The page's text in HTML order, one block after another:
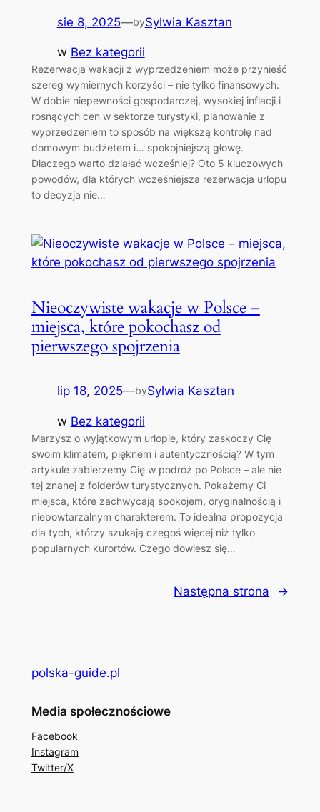
sie 8, 2025—bySylwia Kasztan
w Bez kategorii
Rezerwacja wakacji z wyprzedzeniem może przynieść
szereg wymiernych korzyści – nie tylko finansowych.
W dobie niepewności gospodarczej, wysokiej inflacji i
rosnących cen w sektorze turystyki, planowanie z
wyprzedzeniem to sposób na większą kontrolę nad
domowym budżetem i… spokojniejszą głowę.
Dlaczego warto działać wcześniej? Oto 5 kluczowych
powodów, dla których wcześniejsza rezerwacja urlopu
to decyzja nie…
Nieoczywiste wakacje w Polsce –
miejsca, które pokochasz od
pierwszego spojrzenia
lip 18, 2025—bySylwia Kasztan
w Bez kategorii
Marzysz o wyjątkowym urlopie, który zaskoczy Cię
swoim klimatem, pięknem i autentycznością? W tym
artykule zabierzemy Cię w podróż po Polsce – ale nie
tej znanej z folderów turystycznych. Pokażemy Ci
miejsca, które zachwycają spokojem, oryginalnością i
niepowtarzalnym charakterem. To idealna propozycja
dla tych, którzy szukają czegoś więcej niż tylko
popularnych kurortów. Czego dowiesz się…
Następna strona →
polska-guide.pl
Media społecznościowe
Facebook
Instagram
Twitter/X